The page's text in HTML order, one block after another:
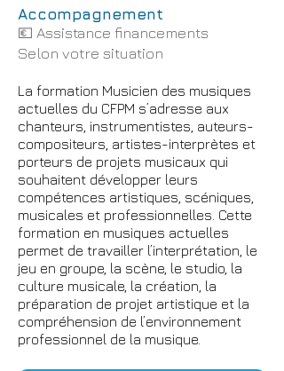
Accompagnement
💶 Assistance financements
Selon votre situation
La formation Musicien des musiques
actuelles du CFPM s’adresse aux
chanteurs, instrumentistes, auteurs-
compositeurs, artistes-interprètes et
porteurs de projets musicaux qui
souhaitent développer leurs
compétences artistiques, scéniques,
musicales et professionnelles. Cette
formation en musiques actuelles
permet de travailler l’interprétation, le
jeu en groupe, la scène, le studio, la
culture musicale, la création, la
préparation de projet artistique et la
compréhension de l’environnement
professionnel de la musique.